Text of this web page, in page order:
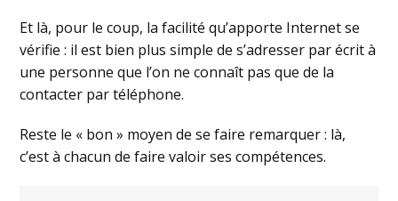
Et là, pour le coup, la facilité qu’apporte Internet se
vérifie : il est bien plus simple de s’adresser par écrit à
une personne que l’on ne connaît pas que de la
contacter par téléphone.
Reste le « bon » moyen de se faire remarquer : là,
c’est à chacun de faire valoir ses compétences.